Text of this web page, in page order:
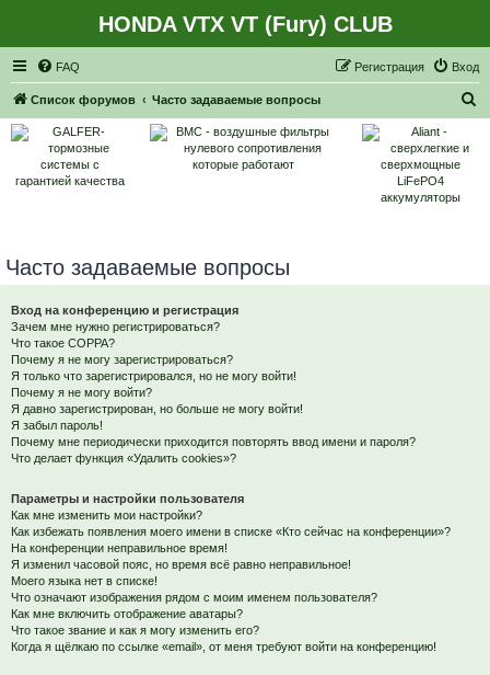
HONDA VTX VT (Fury) CLUB
FAQ Вход
Регистрация
Список форумов Часто задаваемые вопросы
Часто задаваемые вопросы
Вход на конференцию и регистрация
Зачем мне нужно регистрироваться?
Что такое COPPA?
Почему я не могу зарегистрироваться?
Я только что зарегистрировался, но не могу войти!
Почему я не могу войти?
Я давно зарегистрирован, но больше не могу войти!
Я забыл пароль!
Почему мне периодически приходится повторять ввод имени и пароля?
Что делает функция «Удалить cookies»?
Параметры и настройки пользователя
Как мне изменить мои настройки?
Как избежать появления моего имени в списке «Кто сейчас на конференции»?
На конференции неправильное время!
Я изменил часовой пояс, но время всё равно неправильное!
Моего языка нет в списке!
Что означают изображения рядом с моим именем пользователя?
Как мне включить отображение аватары?
Что такое звание и как я могу изменить его?
Когда я щёлкаю по ссылке «email», от меня требуют войти на конференцию!